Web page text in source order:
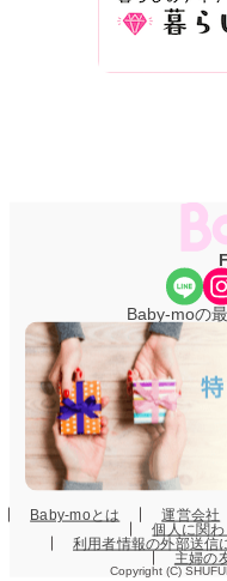
Share Icon
Baby-moの
Baby-moとは 運営会社
個人に関
利用者情報の外部送信
主婦の
Copyright (C)